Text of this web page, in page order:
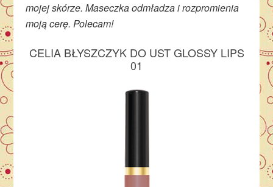
mojej skórze. Maseczka odmładza i rozpromienia
moją cerę. Polecam!
CELIA BŁYSZCZYK DO UST GLOSSY LIPS
01